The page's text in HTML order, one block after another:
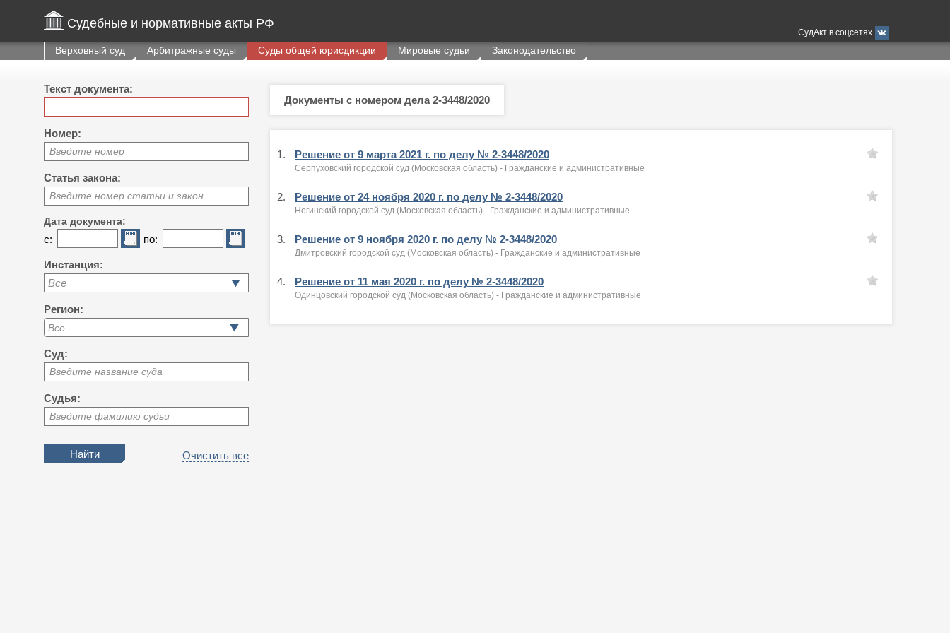
Судебные и нормативные акты РФ
СудАкт в соцсетях
Верховный суд Арбитражные суды Суды общей юрисдикции Мировые судьи Законодательство
Текст документа:
Номер:
Введите номер
Статья закона:
Введите номер статьи и закон
Дата документа:
с: по:
Инстанция:
Все
Регион:
Суд:
Введите название суда
Судья:
Введите фамилию судьи
Очистить все
Документы с номером дела 2-3448/2020
1. Решение от 9 марта 2021 г. по делу № 2-3448/2020
Серпуховский городской суд (Московская область) - Гражданские и административные
2. Решение от 24 ноября 2020 г. по делу № 2-3448/2020
Ногинский городской суд (Московская область) - Гражданские и административные
3. Решение от 9 ноября 2020 г. по делу № 2-3448/2020
Дмитровский городской суд (Московская область) - Гражданские и административные
4. Решение от 11 мая 2020 г. по делу № 2-3448/2020
Одинцовский городской суд (Московская область) - Гражданские и административные